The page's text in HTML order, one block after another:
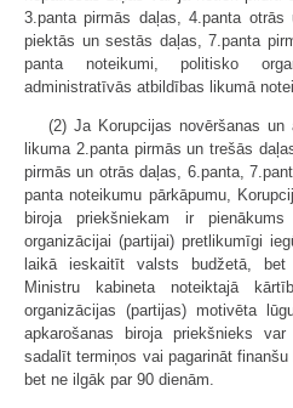
3.panta pirmās daļas, 4.panta
piektās un sestās daļas, 7.panta
panta noteikumi, politisko
administratīvās atbildības likumā
(2) Ja Korupcijas novēršanas
likuma 2.panta pirmās un trešās
pirmās un otrās daļas, 6.panta,
panta noteikumu pārkāpumu,
biroja priekšniekam ir
organizācijai (partijai) pretlikumīgi
laikā ieskaitīt valsts budžetā,
Ministru kabineta noteiktajā
organizācijas (partijas) motivēta
apkarošanas biroja priekšnieks
sadalīt termiņos vai pagarināt
bet ne ilgāk par 90 dienām.